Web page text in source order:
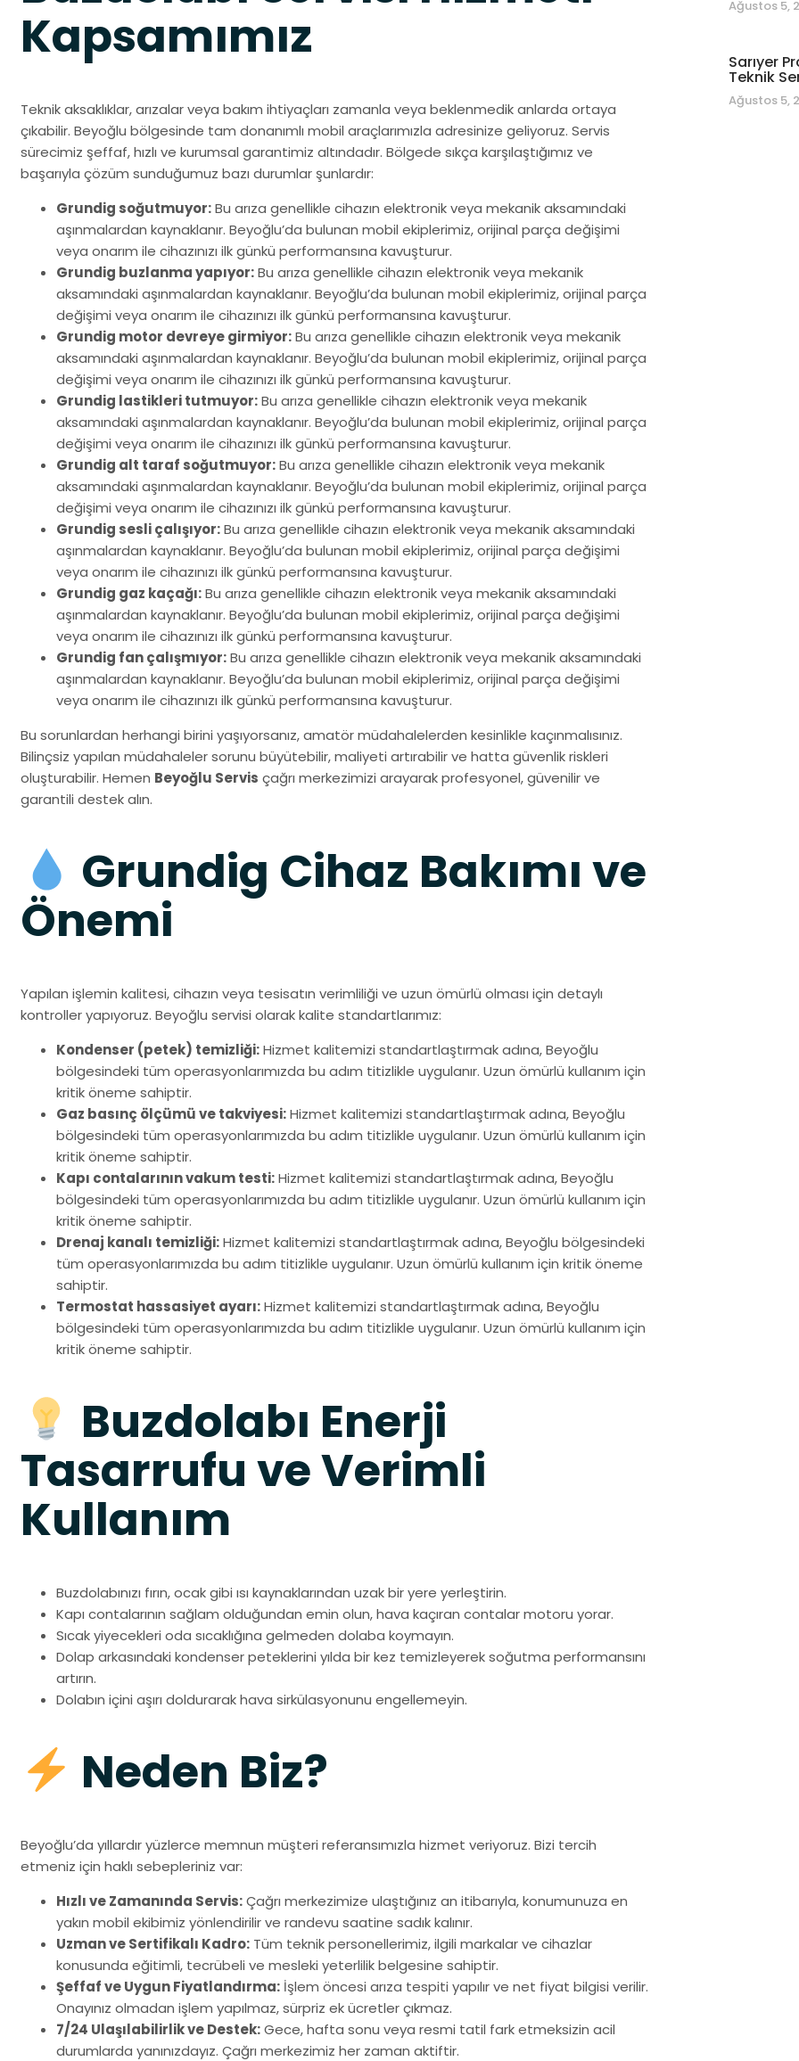
Kapsamımız
Teknik aksaklıklar, arızalar veya bakım ihtiyaçları zamanla veya beklenmedik anlarda ortaya
çıkabilir. Beyoğlu bölgesinde tam donanımlı mobil araçlarımızla adresinize geliyoruz. Servis
sürecimiz şeffaf, hızlı ve kurumsal garantimiz altındadır. Bölgede sıkça karşılaştığımız ve
başarıyla çözüm sunduğumuz bazı durumlar şunlardır:
Grundig soğutmuyor:Bu arıza genellikle cihazın elektronik veya mekanik aksamındaki
aşınmalardan kaynaklanır. Beyoğlu’da bulunan mobil ekiplerimiz, orijinal parça değişimi
veya onarım ile cihazınızı ilk günkü performansına kavuşturur.
Grundig buzlanma yapıyor:Bu arıza genellikle cihazın elektronik veya mekanik
aksamındaki aşınmalardan kaynaklanır. Beyoğlu’da bulunan mobil ekiplerimiz, orijinal parça
değişimi veya onarım ile cihazınızı ilk günkü performansına kavuşturur.
Grundig motor devreye girmiyor:Bu arıza genellikle cihazın elektronik veya mekanik
aksamındaki aşınmalardan kaynaklanır. Beyoğlu’da bulunan mobil ekiplerimiz, orijinal parça
değişimi veya onarım ile cihazınızı ilk günkü performansına kavuşturur.
Grundig lastikleri tutmuyor:Bu arıza genellikle cihazın elektronik veya mekanik
aksamındaki aşınmalardan kaynaklanır. Beyoğlu’da bulunan mobil ekiplerimiz, orijinal parça
değişimi veya onarım ile cihazınızı ilk günkü performansına kavuşturur.
Grundig alt taraf soğutmuyor:Bu arıza genellikle cihazın elektronik veya mekanik
aksamındaki aşınmalardan kaynaklanır. Beyoğlu’da bulunan mobil ekiplerimiz, orijinal parça
değişimi veya onarım ile cihazınızı ilk günkü performansına kavuşturur.
Grundig sesli çalışıyor:Bu arıza genellikle cihazın elektronik veya mekanik aksamındaki
aşınmalardan kaynaklanır. Beyoğlu’da bulunan mobil ekiplerimiz, orijinal parça değişimi
veya onarım ile cihazınızı ilk günkü performansına kavuşturur.
Grundig gaz kaçağı:Bu arıza genellikle cihazın elektronik veya mekanik aksamındaki
aşınmalardan kaynaklanır. Beyoğlu’da bulunan mobil ekiplerimiz, orijinal parça değişimi
veya onarım ile cihazınızı ilk günkü performansına kavuşturur.
Grundig fan çalışmıyor:Bu arıza genellikle cihazın elektronik veya mekanik aksamındaki
aşınmalardan kaynaklanır. Beyoğlu’da bulunan mobil ekiplerimiz, orijinal parça değişimi
veya onarım ile cihazınızı ilk günkü performansına kavuşturur.
Bu sorunlardan herhangi birini yaşıyorsanız, amatör müdahalelerden kesinlikle kaçınmalısınız.
Bilinçsiz yapılan müdahaleler sorunu büyütebilir, maliyeti artırabilir ve hatta güvenlik riskleri
oluşturabilir. Hemen Beyoğlu Servis çağrı merkezimizi arayarak profesyonel, güvenilir ve
garantili destek alın.
Grundig Cihaz Bakımı ve
Önemi
Yapılan işlemin kalitesi, cihazın veya tesisatın verimliliği ve uzun ömürlü olması için detaylı
kontroller yapıyoruz. Beyoğlu servisi olarak kalite standartlarımız:
Kondenser (petek) temizliği:Hizmet kalitemizi standartlaştırmak adına, Beyoğlu
bölgesindeki tüm operasyonlarımızda bu adım titizlikle uygulanır. Uzun ömürlü kullanım için
kritik öneme sahiptir.
Gaz basınç ölçümü ve takviyesi:Hizmet kalitemizi standartlaştırmak adına, Beyoğlu
bölgesindeki tüm operasyonlarımızda bu adım titizlikle uygulanır. Uzun ömürlü kullanım için
kritik öneme sahiptir.
Kapı contalarının vakum testi:Hizmet kalitemizi standartlaştırmak adına, Beyoğlu
bölgesindeki tüm operasyonlarımızda bu adım titizlikle uygulanır. Uzun ömürlü kullanım için
kritik öneme sahiptir.
Drenaj kanalı temizliği:Hizmet kalitemizi standartlaştırmak adına, Beyoğlu bölgesindeki
tüm operasyonlarımızda bu adım titizlikle uygulanır. Uzun ömürlü kullanım için kritik öneme
sahiptir.
Termostat hassasiyet ayarı:Hizmet kalitemizi standartlaştırmak adına, Beyoğlu
bölgesindeki tüm operasyonlarımızda bu adım titizlikle uygulanır. Uzun ömürlü kullanım için
kritik öneme sahiptir.
Buzdolabı Enerji
Tasarrufu ve Verimli
Kullanım
Buzdolabınızı fırın, ocak gibi ısı kaynaklarından uzak bir yere yerleştirin.
Kapı contalarının sağlam olduğundan emin olun, hava kaçıran contalar motoru yorar.
Sıcak yiyecekleri oda sıcaklığına gelmeden dolaba koymayın.
Dolap arkasındaki kondenser peteklerini yılda bir kez temizleyerek soğutma performansını
artırın.
Dolabın içini aşırı doldurarak hava sirkülasyonunu engellemeyin.
Neden Biz?
Beyoğlu’da yıllardır yüzlerce memnun müşteri referansımızla hizmet veriyoruz. Bizi tercih
etmeniz için haklı sebepleriniz var:
Hızlı ve Zamanında Servis:Çağrı merkezimize ulaştığınız an itibarıyla, konumunuza en
yakın mobil ekibimiz yönlendirilir ve randevu saatine sadık kalınır.
Uzman ve Sertifikalı Kadro: Tüm teknik personellerimiz, ilgili markalar ve cihazlar
konusunda eğitimli, tecrübeli ve mesleki yeterlilik belgesine sahiptir.
Şeffaf ve Uygun Fiyatlandırma: İşlem öncesi arıza tespiti yapılır ve net fiyat bilgisi verilir.
Onayınız olmadan işlem yapılmaz, sürpriz ek ücretler çıkmaz.
7/24 Ulaşılabilirlik ve Destek:Gece, hafta sonu veya resmi tatil fark etmeksizin acil
durumlarda yanınızdayız. Çağrı merkezimiz her zaman aktiftir.
Ağustos 5,
Sarıyer
Teknik
Ağustos 5,